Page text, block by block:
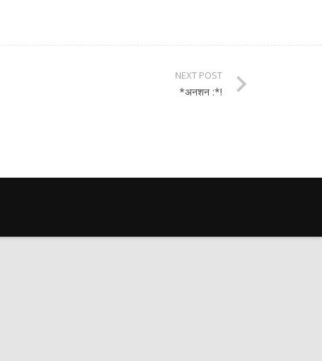
NEXT POST
*अनशन :*!